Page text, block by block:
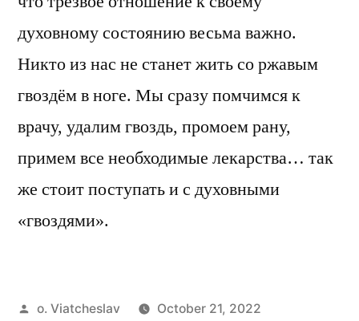
духовному состоянию весьма важно.
Никто из нас не станет жить со ржавым
гвоздём в ноге. Мы сразу помчимся к
врачу, удалим гвоздь, промоем рану,
примем все необходимые лекарства… так
же стоит поступать и с духовными
«гвоздями».
Posted
o. Viatcheslav
October 21, 2022